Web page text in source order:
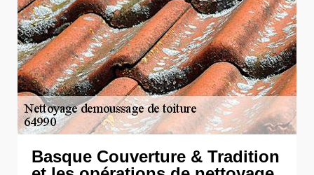
Basque Couverture & Tradition